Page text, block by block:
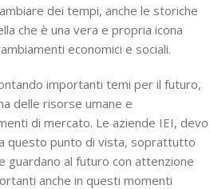
dei tempi, anche le storiche
che è una vera e propria icona
economici e sociali.
importanti temi per il futuro,
delle risorse umane e
di mercato. Le aziende IEI, devo
questo punto di vista, soprattutto
guardano al futuro con attenzione
anche in questi momenti